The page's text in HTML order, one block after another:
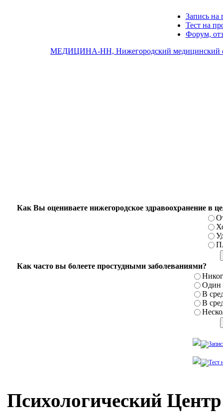
Запись на
Тест на
Форум,
МЕДИЦИНА-НН, Нижегородский медицинский
Как Вы оцениваете нижегородское здравоохранение в
Как часто вы болеете простудными заболеваниями?
Один
В
В
Психологический